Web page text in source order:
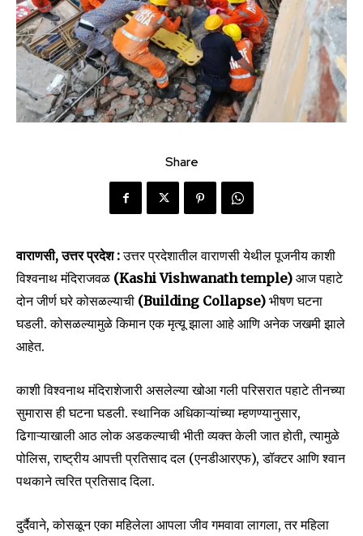
Share
वाराणसी, उत्तर प्रदेश :उत्तर प्रदेशातील वाराणसी येथील पूजनीय काशी
विश्वनाथ मंदिराजवळ (Kashi Vishwanath temple) आज पहाटे
दोन जीर्ण घरे कोसळल्याची (Building Collapse) भीषण घटना
घडली. कोसळल्यामुळे किमान एक मृत्यू झाला आहे आणि अनेक जखमी झाले
आहेत.
काशी विश्वनाथ मंदिराशेजारी असलेल्या खोआ गली परिसरात पहाटे तीनच्या
सुमारास ही घटना घडली. स्थानिक अधिकाऱ्यांच्या म्हणण्यानुसार,
ढिगाऱ्याखाली आठ लोक अडकल्याची भीती व्यक्त केली जात होती, त्यामुळे
पोलिस, राष्ट्रीय आपत्ती प्रतिसाद दल (एनडीआरएफ), डॉक्टर आणि श्वान
पथकाने त्वरित प्रतिसाद दिला.
दुर्दैवाने, कोसळून एका महिलेला आपला जीव गमवावा लागला, तर महिला